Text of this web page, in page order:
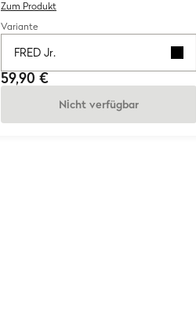
Zum Produkt
Variante
FRED Jr.
59,90 €
Nicht verfügbar